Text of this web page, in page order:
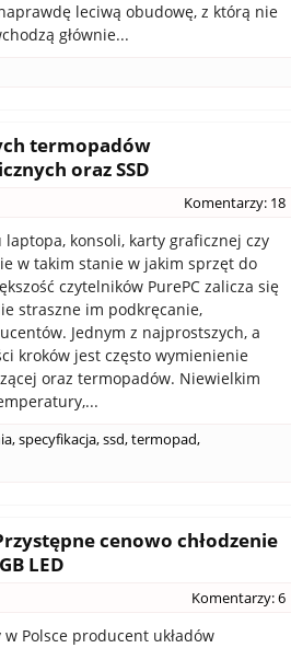
leciwą obudowę, z którą nie
głównie...
termopadów
oraz SSD
Komentarzy: 18
konsoli, karty graficznej czy
w takim stanie w jakim sprzęt do
czytelników PurePC zalicza się
straszne im podkręcanie,
Jednym z najprostszych, a
kroków jest często wymienienie
oraz termopadów. Niewielkim
,specyfikacja,ssd,termopad,
cenowo chłodzenie
LED
Komentarzy: 6
Polsce producent układów